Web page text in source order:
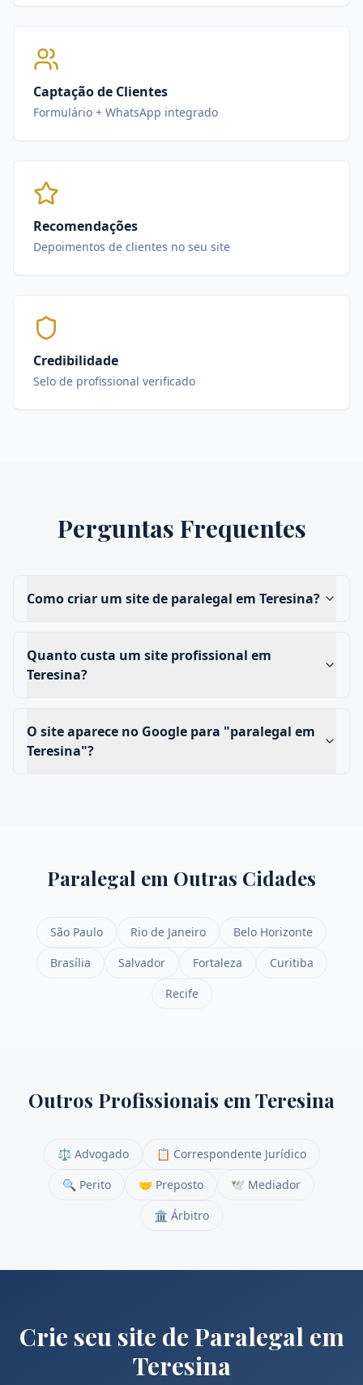
Captação de Clientes
Formulário + WhatsApp integrado
Recomendações
Depoimentos de clientes no seu site
Credibilidade
Selo de profissional verificado
Perguntas Frequentes
Como criar um site de paralegal em Teresina?
Quanto custa um site profissional em
Teresina?
O site aparece no Google para "paralegal em
Teresina"?
Paralegal em Outras Cidades
São Paulo Rio de Janeiro
Belo Horizonte
Brasília
Salvador Fortaleza
Curitiba
Recife
Outros Profissionais em Teresina
⚖️ Advogado 📋 Correspondente Jurídico
🔍 Perito 🤝 Preposto 🕊️ Mediador
🏛️ Árbitro
Crie seu site de Paralegalem
Teresina